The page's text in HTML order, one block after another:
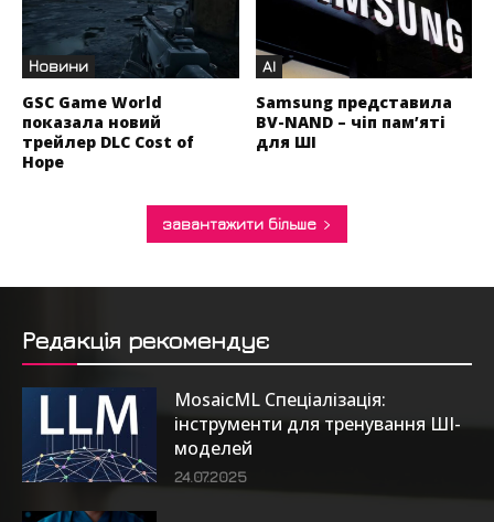
Новини
GSC Game World
показала новий
трейлер DLC Cost of
Hope
AI
Samsung представила
BV-NAND – чіп пам’яті
для ШІ
завантажити більше
Редакція рекомендує
MosaicML Спеціалізація:
інструменти для тренування ШІ-
моделей
24.07.2025